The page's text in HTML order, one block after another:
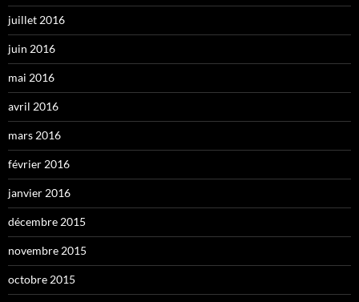
juillet 2016
juin 2016
mai 2016
avril 2016
mars 2016
février 2016
janvier 2016
décembre 2015
novembre 2015
octobre 2015